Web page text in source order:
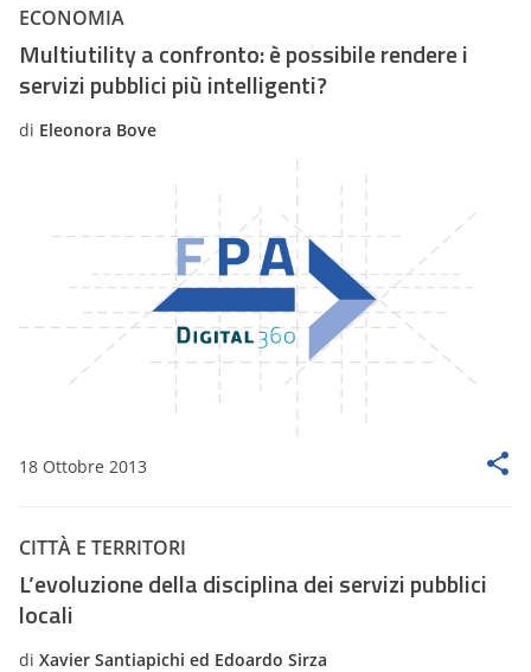
ECONOMIA
Multiutility a confronto: è possibile rendere i
servizi pubblici più intelligenti?
di Eleonora Bove
18 Ottobre 2013
CITTÀ E TERRITORI
L’evoluzione della disciplina dei servizi pubblici
locali
di Xavier Santiapichi ed Edoardo Sirza